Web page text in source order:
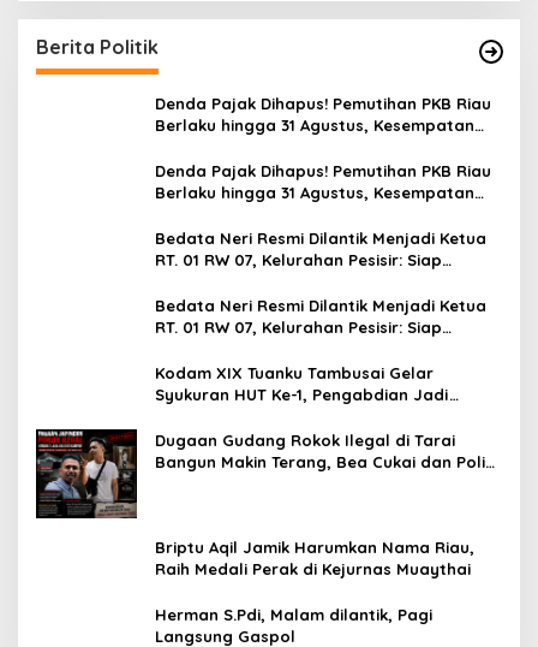
Berita Politik
Denda Pajak Dihapus! Pemutihan PKB Riau
Berlaku hingga 31 Agustus, Kesempatan
Bertahun-tahun
Denda Pajak Dihapus! Pemutihan PKB Riau
Berlaku hingga 31 Agustus, Kesempatan
Bertahun-tahun
Bedata Neri Resmi Dilantik Menjadi Ketua
RT. 01 RW 07, Kelurahan Pesisir: Siap
Program Walikota Agung Nugroho
Bedata Neri Resmi Dilantik Menjadi Ketua
RT. 01 RW 07, Kelurahan Pesisir: Siap
Program Walikota Agung Nugroho
Kodam XIX Tuanku Tambusai Gelar
Syukuran HUT Ke-1, Pengabdian Jadi
Dugaan Gudang Rokok Ilegal di Tarai
Bangun Makin Terang, Bea Cukai dan Polisi
Briptu Aqil Jamik Harumkan Nama Riau,
Raih Medali Perak di Kejurnas Muaythai
Herman S.Pdi, Malam dilantik, Pagi
Langsung Gaspol